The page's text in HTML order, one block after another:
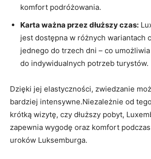
komfort podróżowania.
Karta ważna przez dłuższy czas:
jest‍ dostępna w różnych wariantach‌
jednego do trzech dni – co
do indywidualnych potrzeb ⁤turystów.
Dzięki ​jej elastyczności, zwiedzanie
bardziej intensywne.Niezależnie od
krótką wizytę, ‌czy dłuższy‌ pobyt,
zapewnia wygodę ⁢oraz komfort
uroków Luksemburga.